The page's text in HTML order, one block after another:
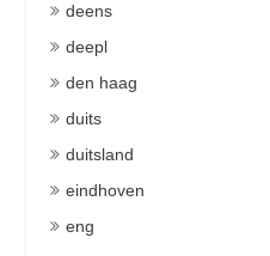
deens
deepl
den haag
duits
duitsland
eindhoven
eng